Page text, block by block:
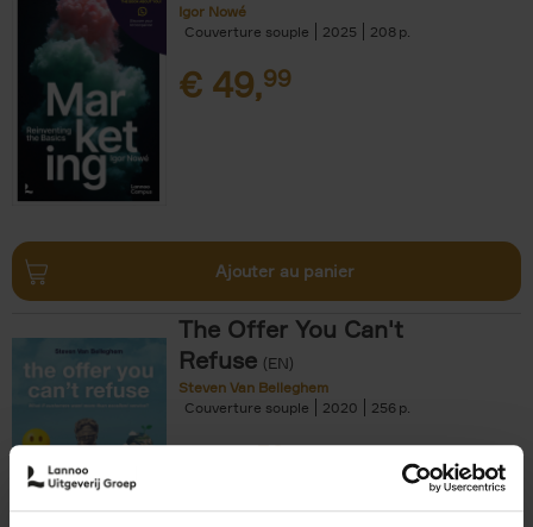
Igor Nowé
Couverture souple
2025 208
€ 49,99
Ajouter au panier
The Offer You Can't
Refuse (EN)
Steven Van Belleghem
Couverture souple
2020 256
€37,50